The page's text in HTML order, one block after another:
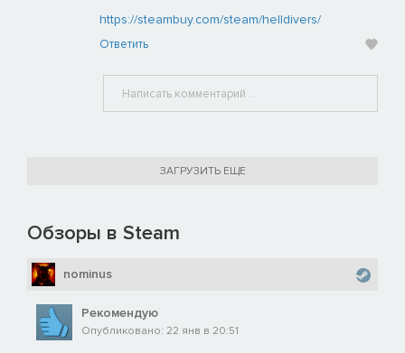
https://steambuy.com/steam/helldivers/
Ответить
ЗАГРУЗИТЬ ЕЩЕ
Обзоры в Steam
nominus
Рекомендую
Опубликовано: 22 янв в 20:51